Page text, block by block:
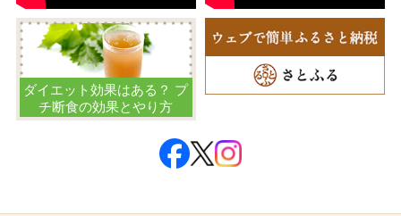
ダイエット効果はある？ プ
チ断食の効果とやり方